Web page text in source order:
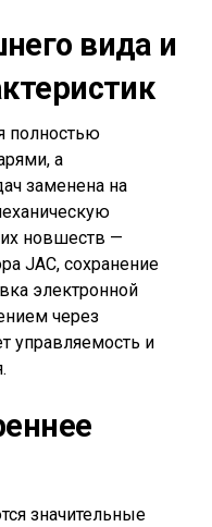
вида и
полностью
а
заменена на
новшеств —
JAC, сохранение
электронной
через
управляемость и
значительные